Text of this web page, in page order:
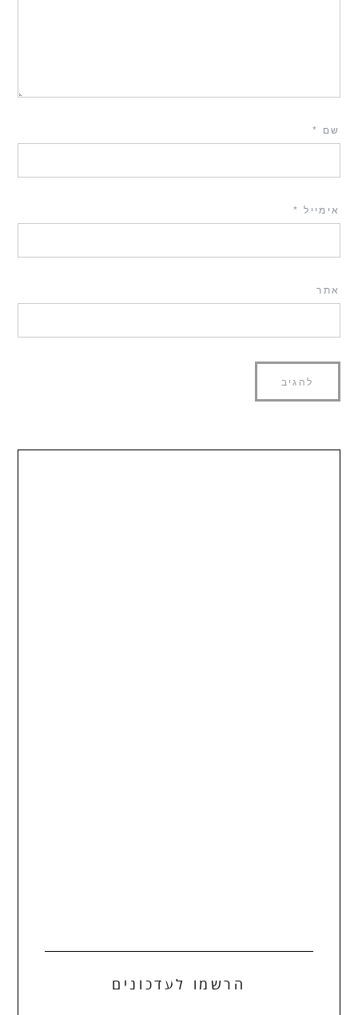
שם *
אימייל *
אתר
הרשמו לעדכונים